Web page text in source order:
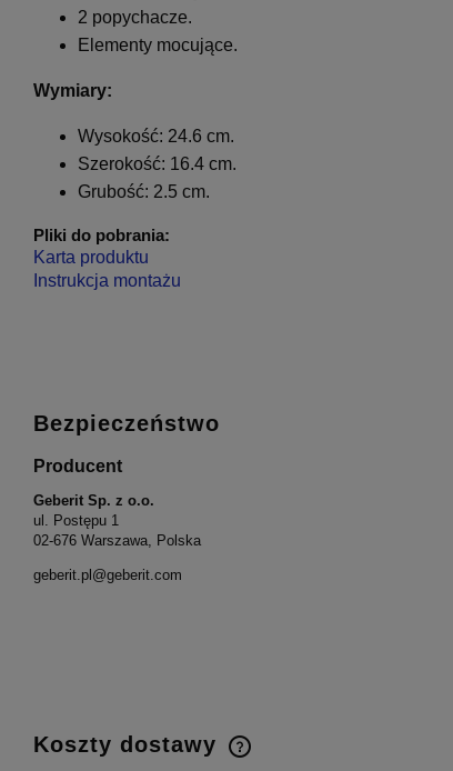
2 popychacze.
Elementy mocujące.
Wymiary:
Wysokość: 24.6 cm.
Szerokość: 16.4 cm.
Grubość: 2.5 cm.
Pliki do pobrania:
Karta produktu
Instrukcja montażu
Bezpieczeństwo
Producent
Geberit Sp. z o.o.
ul. Postępu 1
02-676 Warszawa, Polska
geberit.pl@geberit.com
Koszty dostawy